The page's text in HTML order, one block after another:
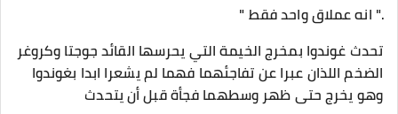
." انه عملاق واحد فقط "
تحدث غوندوا بمخرج الخيمة التي يحرسها القائد جوجتا وكروغر
الضخم اللذان عبرا عن تفاجئهما فهما لم يشعرا ابدا بغوندوا
وهو يخرج حتى ظهر وسطهما فجأة قبل أن يتحدث